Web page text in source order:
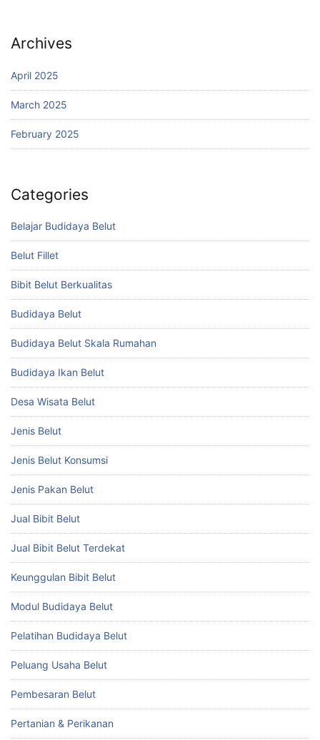
Archives
April 2025
March 2025
February 2025
Categories
Belajar Budidaya Belut
Belut Fillet
Bibit Belut Berkualitas
Budidaya Belut
Budidaya Belut Skala Rumahan
Budidaya Ikan Belut
Desa Wisata Belut
Jenis Belut
Jenis Belut Konsumsi
Jenis Pakan Belut
Jual Bibit Belut
Jual Bibit Belut Terdekat
Keunggulan Bibit Belut
Modul Budidaya Belut
Pelatihan Budidaya Belut
Peluang Usaha Belut
Pembesaran Belut
Pertanian & Perikanan